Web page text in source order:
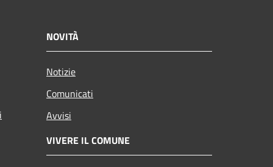
NOVITÀ
Notizie
Comunicati
Avvisi
VIVERE IL COMUNE